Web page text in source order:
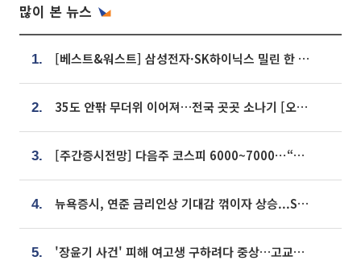
많이 본 뉴스
1. [베스트&워스트] 삼성전자·SK하이닉스 밀린 한 주…상상인증권은 85% 급등
2. 35도 안팎 무더위 이어져…전국 곳곳 소나기 [오늘 날씨]
3. [주간증시전망] 다음주 코스피 6000~7000⋯“外人 수급은 정책이 변수”
4. 뉴욕증시, 연준 금리인상 기대감 꺾이자 상승...S&P500 사상 최고치 [종합]
5. '장윤기 사건' 피해 여고생 구하려다 중상…고교생 의상자 지정